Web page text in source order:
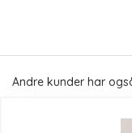
Andre kunder har